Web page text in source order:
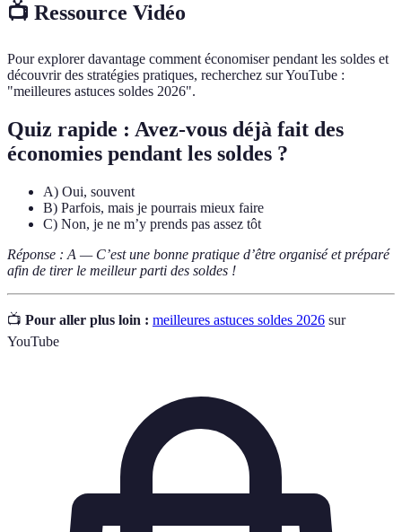
📺 Ressource Vidéo
Pour explorer davantage comment économiser pendant les soldes et
découvrir des stratégies pratiques, recherchez sur YouTube :
"meilleures astuces soldes 2026".
Quiz rapide : Avez-vous déjà fait des
économies pendant les soldes ?
A) Oui, souvent
B) Parfois, mais je pourrais mieux faire
C) Non, je ne m’y prends pas assez tôt
Réponse : A — C’est une bonne pratique d’être organisé et préparé
afin de tirer le meilleur parti des soldes !
📺 Pour aller plus loin : meilleures astuces soldes 2026 sur
YouTube